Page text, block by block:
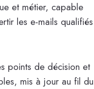
et métier, capable
les e-mails qualifiés
points de décision et
mis à jour au fil du